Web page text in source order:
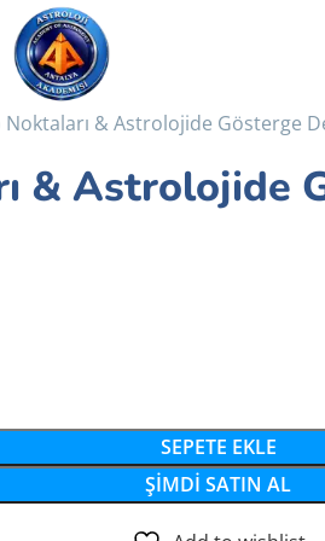
Noktaları & Astrolojide Gösterge
& Astrolojide
SEPETE EKLE
ŞIMDI SATIN AL